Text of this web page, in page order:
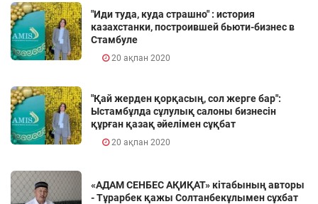
"Иди туда, куда страшно" : история
казахстанки, построившей бьюти-бизнес в
Стамбуле
20 ақпан 2020
"Қай жерден қорқасың, сол жерге бар":
Ыстамбұлда сұлулық салоны бизнесін
құрған қазақ әйелімен сұқбат
20 ақпан 2020
«АДАМ СЕНБЕС АҚИҚАТ» кітабының авторы
- Тұрарбек қажы Солтанбекұлымен сұхбат